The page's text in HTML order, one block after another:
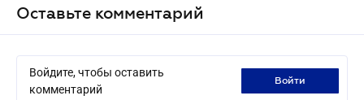
Оставьте комментарий
Войдите, чтобы оставить
комментарий
войти